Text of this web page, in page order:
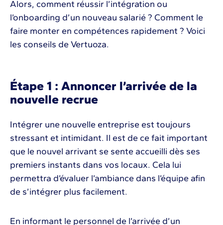
Alors, comment réussir l’intégration ou
l’onboarding d’un nouveau salarié ? Comment le
faire monter en compétences rapidement ? Voici
les conseils de Vertuoza.
Étape 1 : Annoncer l’arrivée de la
nouvelle recrue
Intégrer une nouvelle entreprise est toujours
stressant et intimidant. Il est de ce fait important
que le nouvel arrivant se sente accueilli dès ses
premiers instants dans vos locaux. Cela lui
permettra d’évaluer l’ambiance dans l’équipe afin
de s’intégrer plus facilement.
En informant le personnel de l’arrivée d’un